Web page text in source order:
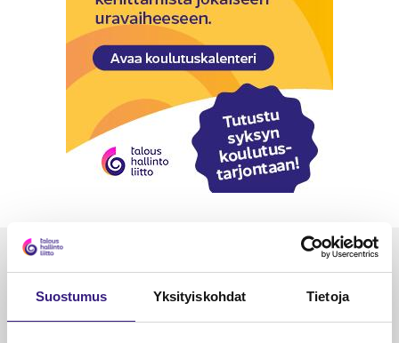
Suostumus Yksityiskohdat Tietoja
Luetuimmat
VEROTUS
Kulu­veloitukset arvon­lisä­